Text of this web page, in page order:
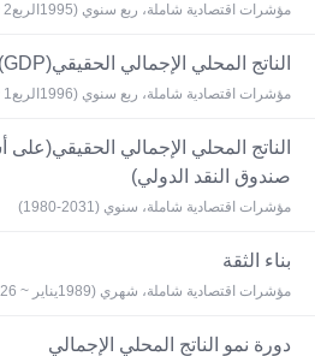
مؤشرات اقتصادية شاملة، ربع سنوي (1995الربع2 ~ 2026الربع1)
الناتج المحلي الإجمالي الحقيقي(GDP)(مقارنة بالعام الماضي)
مؤشرات اقتصادية شاملة، ربع سنوي (1996الربع1 ~ 2026الربع1)
الناتج المحلي الإجمالي
صندوق النقد الدولي)
مؤشرات اقتصادية شاملة، سنوي (2031-1980)
بناء الثقة
مؤشرات اقتصادية شاملة، شهري (1989يناير ~ 2026يونيو)
دورة نمو الناتج المحلي الإجمالي